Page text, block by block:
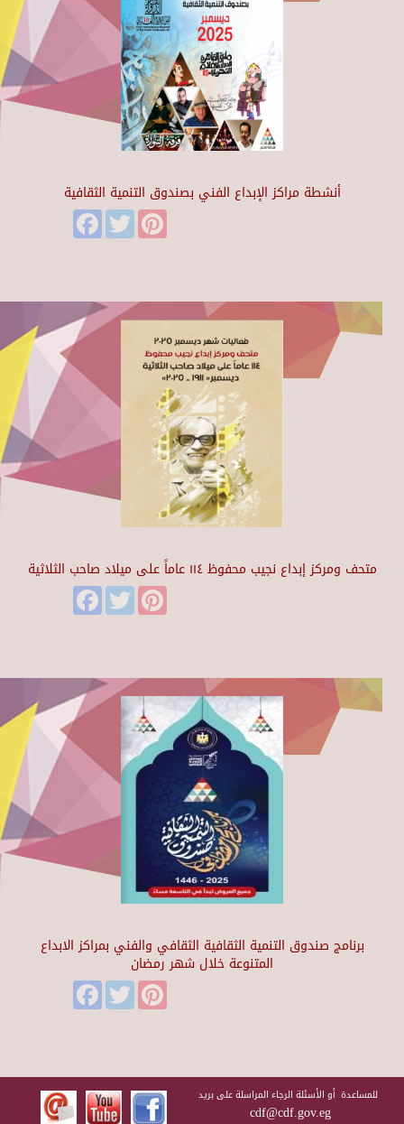
أنشطة مراكز الإبداع الفني بصندوق التنمية الثقافية
FacebookTwitter
متحف ومركز إبداع نجيب محفوظ ١١٤ عاماً على ميلاد صاحب الثلاثية
FacebookTwitter
برنامج صندوق التنمية الثقافية الثقافي والفني بمراكز الابداع
المتنوعة خلال شهر رمضان
FacebookTwitter
للمساعدة أو الأسئلة الرجاء المراسلة على بريد
cdf@cdf.gov.eg